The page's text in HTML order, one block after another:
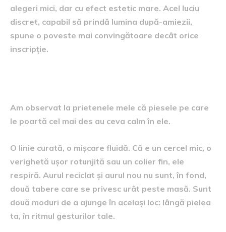
alegeri mici, dar cu efect estetic mare. Acel luciu
discret, capabil să prindă lumina după-amiezii,
spune o poveste mai convingătoare decât orice
inscripție.
Am observat la prietenele mele că piesele pe care
le poartă cel mai des au ceva calm în ele.
O linie curată, o mișcare fluidă. Că e un cercel mic, o
verighetă ușor rotunjită sau un colier fin, ele
respiră. Aurul reciclat și aurul nou nu sunt, în fond,
două tabere care se privesc urât peste masă. Sunt
două moduri de a ajunge în același loc: lângă pielea
ta, în ritmul gesturilor tale.